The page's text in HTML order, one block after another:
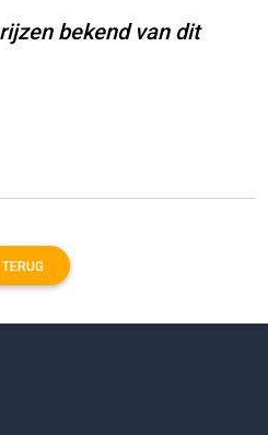
bekend van dit
TERUG